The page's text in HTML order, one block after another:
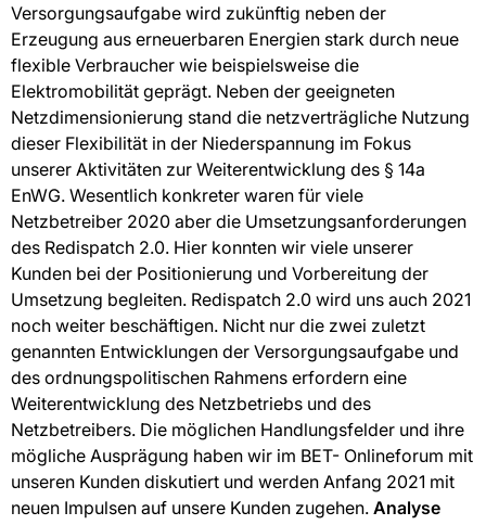
Versorgungsaufgabe wird zukünftig neben der
Erzeugung aus erneuerbaren Energien stark durch neue
flexible Verbraucher wie beispielsweise die
Elektromobilität geprägt. Neben der geeigneten
Netzdimensionierung stand die netzverträgliche Nutzung
dieser Flexibilität in der Niederspannung im Fokus
unserer Aktivitäten zur Weiterentwicklung des § 14a
EnWG. Wesentlich konkreter waren für viele
Netzbetreiber 2020 aber die Umsetzungsanforderungen
des Redispatch 2.0. Hier konnten wir viele unserer
Kunden bei der Positionierung und Vorbereitung der
Umsetzung begleiten. Redispatch 2.0 wird uns auch 2021
noch weiter beschäftigen. Nicht nur die zwei zuletzt
genannten Entwicklungen der Versorgungsaufgabe und
des ordnungspolitischen Rahmens erfordern eine
Weiterentwicklung des Netzbetriebs und des
Netzbetreibers. Die möglichen Handlungsfelder und ihre
mögliche Ausprägung haben wir im BET- Onlineforum mit
unseren Kunden diskutiert und werden Anfang 2021 mit
neuen Impulsen auf unsere Kunden zugehen. Analyse